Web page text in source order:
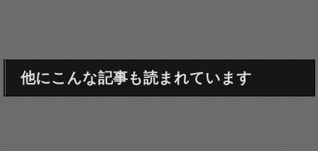
他にこんな記事も読まれています